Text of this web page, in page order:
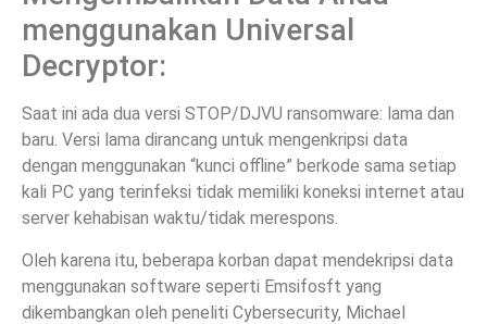
menggunakan Universal
Decryptor:
Saat ini ada dua versi STOP/DJVU ransomware: lama dan
baru. Versi lama dirancang untuk mengenkripsi data
dengan menggunakan “kunci offline” berkode sama setiap
kali PC yang terinfeksi tidak memiliki koneksi internet atau
server kehabisan waktu/tidak merespons.
Oleh karena itu, beberapa korban dapat mendekripsi data
menggunakan software seperti Emsifosft yang
dikembangkan oleh peneliti Cybersecurity, Michael